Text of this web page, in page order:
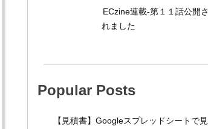
ECzine連載-第１１話公開さ
れました
Popular Posts
【見積書】Googleスプレッドシートで見